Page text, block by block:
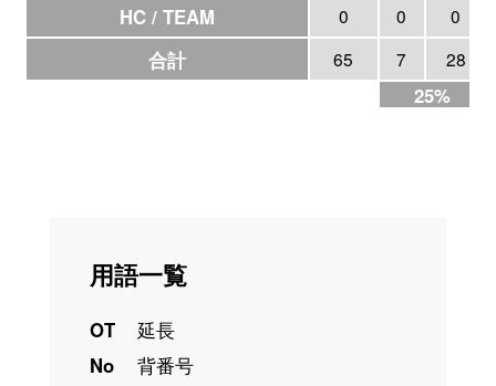
HC / TEAM 0 0 0
合計 65 7 28
25%
用語一覧
OT
延長
No
背番号